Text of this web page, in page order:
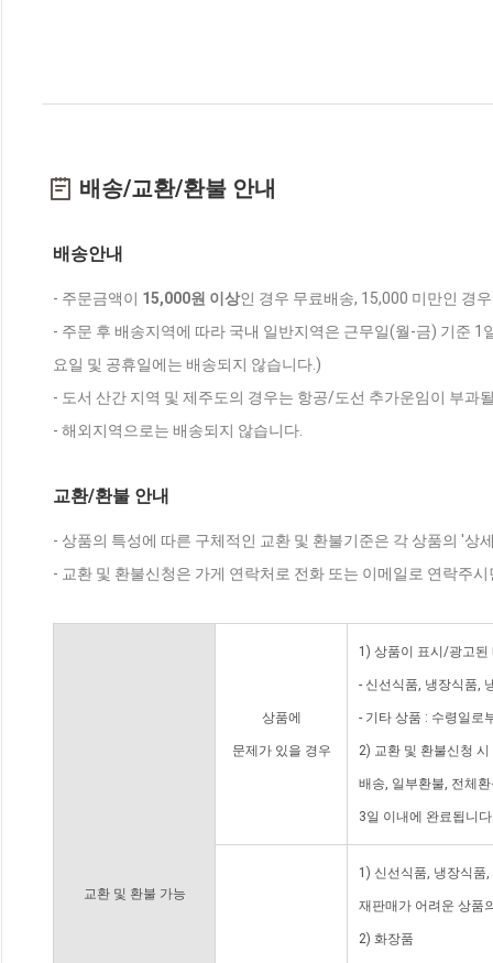
배송/교환/환불 안내
배송안내
- 주문금액이 15,000원 이상인 경우 무료배송, 15,000 미만인 경
- 주문 후 배송지역에 따라 국내 일반지역은 근무일(월-금) 기준
요일 및 공휴일에는 배송되지 않습니다.)
- 도서 산간 지역 및 제주도의 경우는 항공/도선 추가운임이 부과
- 해외지역으로는 배송되지 않습니다.
교환/환불 안내
- 상품의 특성에 따른 구체적인 교환 및 환불기준은 각 상품의 '상
- 교환 및 환불신청은 가게 연락처로 전화 또는 이메일로 연락주
교환 및 환불 가능
상품에
문제가 있을 경우
1) 상품이 표시/광고된
- 신선식품, 냉장식품,
- 기타 상품 : 수령일로
2) 교환 및 환불신청
배송, 일부환불, 전체
3일 이내에 완료됩니
1) 신선식품, 냉장식품
재판매가 어려운 상품
2) 화장품